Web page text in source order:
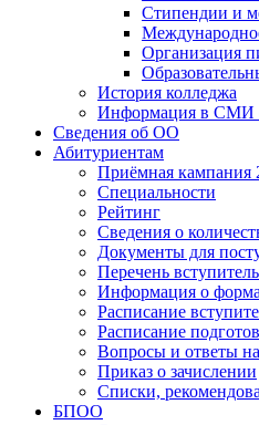
Стипендии и
Организация
История колледжа
Информация в СМИ
Сведения об ОО
Абитуриентам
Приёмная кампания
Специальности
Рейтинг
Сведения о
Документы для
Перечень
Информация о
Расписание
Расписание
Вопросы и ответы
Приказ о зачислении
Списки,
БПОО